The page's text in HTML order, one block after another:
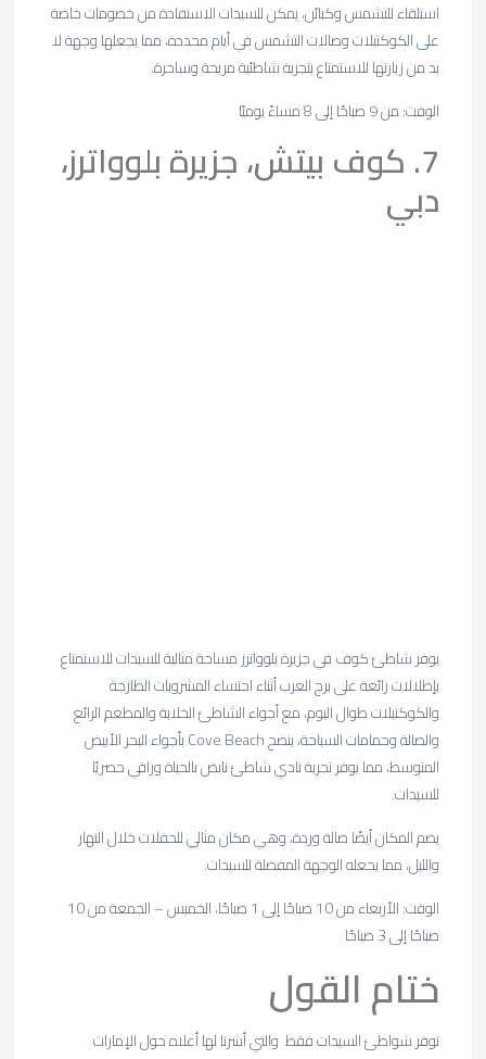
استلقاء للتشمس وكبائن، يمكن للسيدات الاستفادة من خصومات خاصة
على الكوكتيلات وصالات التشمس في أيام محددة، مما يجعلها وجهة لا
بد من زيارتها للاستمتاع بتجربة شاطئية مريحة وساحرة.
الوقت: من 9 صباحًا إلى 8 مساءً يوميًا
7. كوف بيتش، جزيرة بلوواترز،
دبي
يوفر شاطئ كوف في جزيرة بلوواترز مساحة مثالية للسيدات للاستمتاع
بإطلالات رائعة على برج العرب أثناء احتساء المشروبات الطازجة
والكوكتيلات طوال اليوم، مع أجواء الشاطئ الخلابة والمطعم الرائع
والصالة وحمامات السباحة، ينضح Cove Beach بأجواء البحر الأبيض
المتوسط، مما يوفر تجربة نادي شاطئ نابض بالحياة وراقي حصريًا
للسيدات.
يضم المكان أيضًا صالة وردة، وهي مكان مثالي للحفلات خلال النهار
والليل، مما يجعله الوجهة المفضلة للسيدات.
الوقت: الأربعاء من 10 صباحًا إلى 1 صباحًا، الخميس – الجمعة من 10
صباحًا إلى 3 صباحًا
ختام القول
توفر شواطئ السيدات فقط والتي أشرنا لها أعلاه حول الإمارات